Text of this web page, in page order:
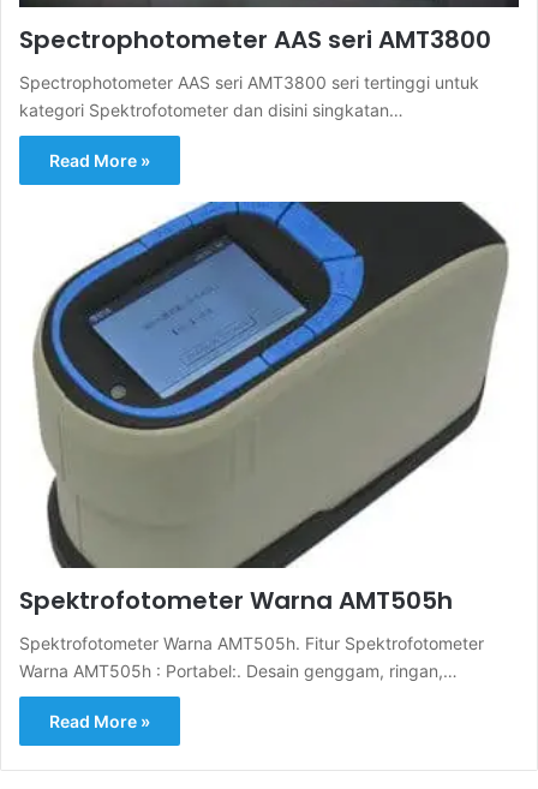
Spectrophotometer AAS seri AMT3800
Spectrophotometer AAS seri AMT3800 seri tertinggi untuk
kategori Spektrofotometer dan disini singkatan…
Read More »
Spektrofotometer Warna AMT505h
Spektrofotometer Warna AMT505h. Fitur Spektrofotometer
Warna AMT505h : Portabel:. Desain genggam, ringan,…
Read More »